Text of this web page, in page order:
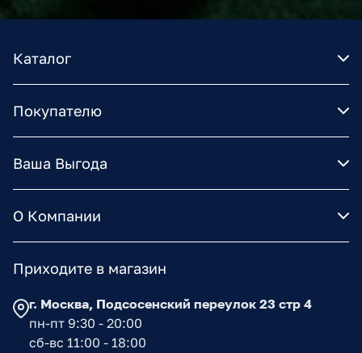
Каталог
Покупателю
Ваша Выгода
О Компании
Приходите в магазин
г. Москва, Подсосенский переулок 23 стр 4
пн-пт 9:30 - 20:00
сб-вс 11:00 - 18:00